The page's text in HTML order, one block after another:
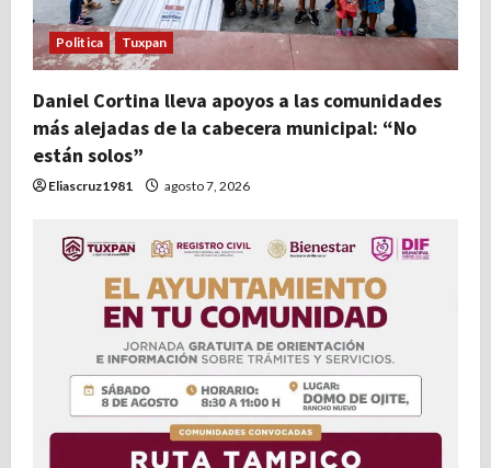
Politica Tuxpan
Daniel Cortina lleva apoyos a las comunidades
más alejadas de la cabecera municipal: “No
están solos”
Eliascruz1981 agosto 7, 2026